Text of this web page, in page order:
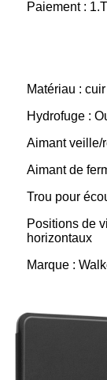
Paiement :
Matériau :
Hydrofuge :
Aimant veille/
Aimant de
Trou pour
Positions de
horizontaux
Marque :